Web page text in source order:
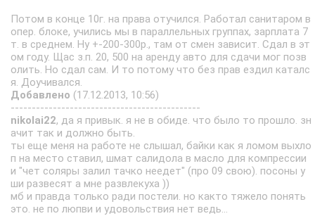
Потом в конце 10г. на права отучился. Работал санитаром в
опер. блоке, учились мы в параллельных группах, зарплата 7
т. в среднем. Ну +-200-300р., там от смен зависит. Сдал в эт
ом году. Щас з.п. 20, 500 на аренду авто для сдачи мог позв
олить. Но сдал сам. И то потому что без прав ездил каталс
я. Доучивался.
Добавлено (17.12.2013, 10:56)
---------------------------------------------
nikolai22, да я привык. я не в обиде. что было то прошло. зн
ачит так и должно быть.
ты еще меня на работе не слышал, байки как я ломом выхло
п на место ставил, шмат салидола в масло для компрессии
и "чет соляры залил тачко неедет" (про 09 свою). посоны у
ши развесят а мне развлекуха ))
мб и правда только ради постели. но както тяжело понять
это. не по люпви и удовольствия нет ведь...